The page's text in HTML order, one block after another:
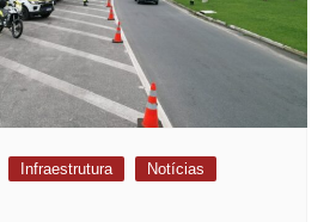
Infraestrutura
Notícias